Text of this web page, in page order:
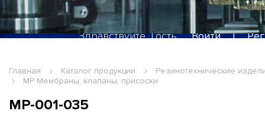
Здравствуйте, Гость Войти|
Главная Каталог продукции
Резинотехнические
MP Мембраны, клапаны, присоски
MP-001-035